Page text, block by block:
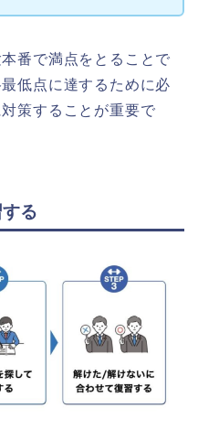
番で満点をとることで
低点に達するために必
策することが重要で
る